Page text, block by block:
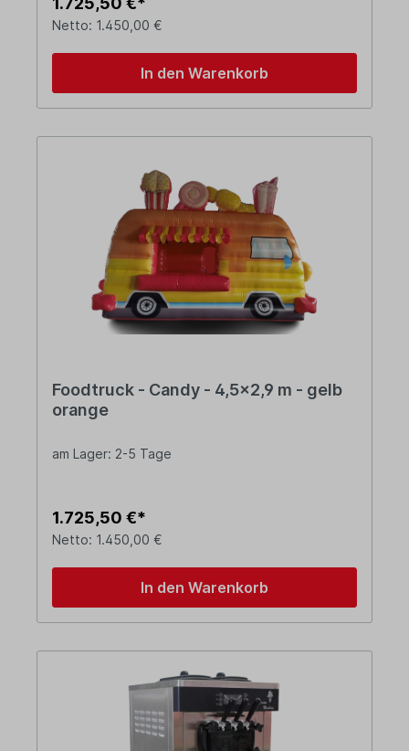
Netto: 1.450,00 €
In den Warenkorb
Foodtruck - Candy - 4,5x2,9 m - gelb
orange
am Lager: 2-5 Tage
1.725,50 €*
Netto: 1.450,00 €
In den Warenkorb